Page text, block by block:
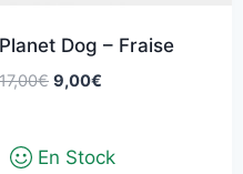
Planet Dog – Fraise
17,00€ Le
était :
9,00€
est :
En Stock